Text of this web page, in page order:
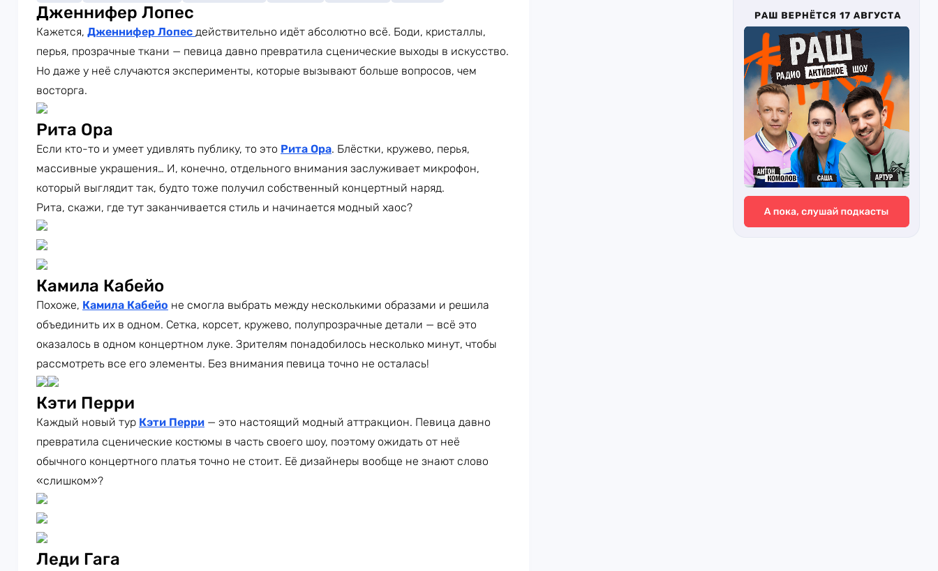
Дженнифер Лопес
Кажется, Дженнифер Лопес действительно идёт абсолютно всё. Боди, кристаллы,
перья, прозрачные ткани — певица давно превратила сценические выходы в искусство.
Но даже у неё случаются эксперименты, которые вызывают больше вопросов, чем
восторга.
Рита Ора
Если кто-то и умеет удивлять публику, то это Рита Ора. Блёстки, кружево, перья,
массивные украшения… И, конечно, отдельного внимания заслуживает микрофон,
который выглядит так, будто тоже получил собственный концертный наряд.
Рита, скажи, где тут заканчивается стиль и начинается модный хаос?
Камила Кабейо
Похоже, Камила Кабейо не смогла выбрать между несколькими образами и решила
объединить их в одном. Сетка, корсет, кружево, полупрозрачные детали — всё это
оказалось в одном концертном луке. Зрителям понадобилось несколько минут, чтобы
рассмотреть все его элементы. Без внимания певица точно не осталась!
Кэти Перри
Каждый новый тур Кэти Перри — это настоящий модный аттракцион. Певица давно
превратила сценические костюмы в часть своего шоу, поэтому ожидать от неё
обычного концертного платья точно не стоит. Её дизайнеры вообще не знают слово
«слишком»?
Леди Гага